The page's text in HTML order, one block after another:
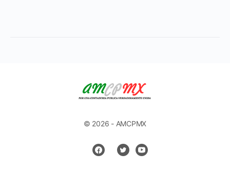
© 2026 - AMCPMX